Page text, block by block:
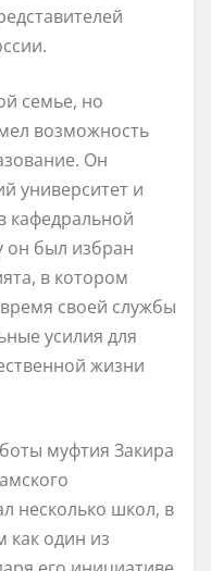
семье, но
возможность
Он
университет и
кафедральной
он был избран
в котором
своей службы
усилия для
жизни
муфтия Закира
несколько школ, в
как один из